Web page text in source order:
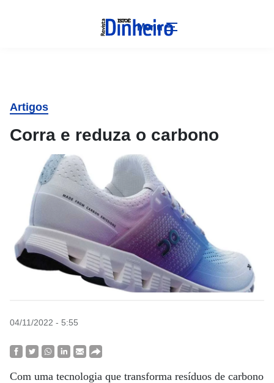
Menu
Artigos
Corra e reduza o carbono
04/11/2022 - 5:55
Com uma tecnologia que transforma resíduos de carbono